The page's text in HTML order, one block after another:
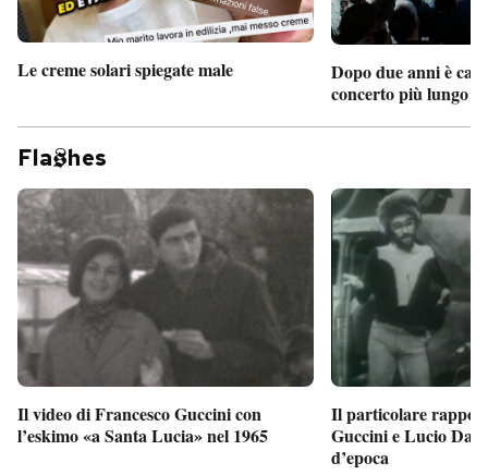
Le creme solari spiegate male
Dopo due anni è
concerto più lungo
Fla hes
Il video di Francesco Guccini con
l’eskimo «a Santa Lucia» nel 1965
Il particolare
Guccini e Lucio
d’epoca